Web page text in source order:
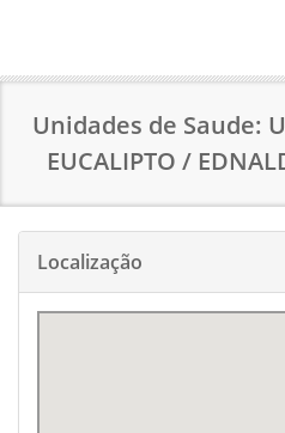
Unidades de Saude:
EUCALIPTO /
Localização